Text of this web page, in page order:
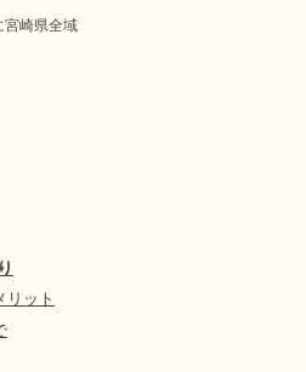
宮崎県全域
リット